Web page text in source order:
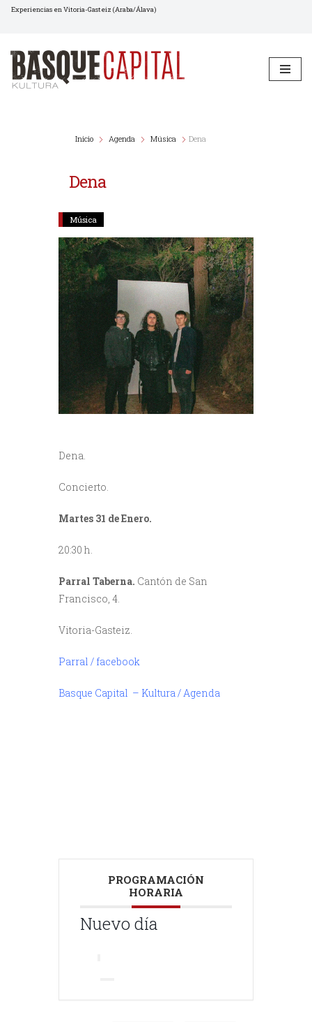
al
contenido
Experiencias en Vitoria-Gasteiz (Araba/Álava)
Inicio Agenda Música Dena
Dena
Música
Dena.
Concierto.
Martes 31 de Enero.
20:30 h.
Parral Taberna. Cantón de San
Francisco, 4.
Vitoria-Gasteiz.
Parral / facebook
Basque Capital – Kultura / Agenda
PROGRAMACIÓN
HORARIA
Nuevo día